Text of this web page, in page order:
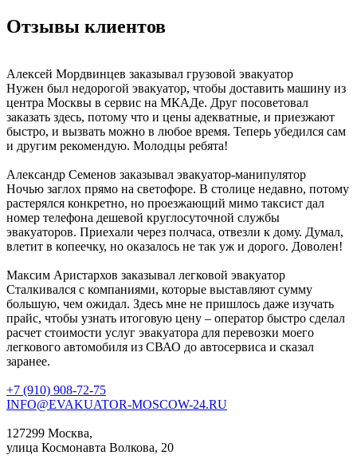
Отзывы клиентов
Алексей Мордвинцев заказывал грузовой эвакуатор
Нужен был недорогой эвакуатор, чтобы доставить машину из
центра Москвы в сервис на МКАДе. Друг посоветовал
заказать здесь, потому что и цены адекватные, и приезжают
быстро, и вызвать можно в любое время. Теперь убедился сам
и другим рекомендую. Молодцы ребята!
Александр Семенов заказывал эвакуатор-манипулятор
Ночью заглох прямо на светофоре. В столице недавно, потому
растерялся конкретно, но проезжающий мимо таксист дал
номер телефона дешевой круглосуточной службы
эвакуаторов. Приехали через полчаса, отвезли к дому. Думал,
влетит в копеечку, но оказалось не так уж и дорого. Доволен!
Максим Аристархов заказывал легковой эвакуатор
Сталкивался с компаниями, которые выставляют сумму
большую, чем ожидал. Здесь мне не пришлось даже изучать
прайс, чтобы узнать итоговую цену – оператор быстро сделал
расчет стоимости услуг эвакуатора для перевозки моего
легкового автомобиля из СВАО до автосервиса и сказал
заранее.
+7 (910) 908-72-75
INFO@EVAKUATOR-MOSCOW-24.RU
127299 Москва,
улица Космонавта Волкова, 20